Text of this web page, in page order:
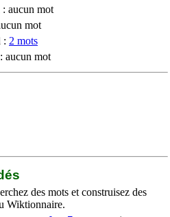
: aucun mot
mot
: 2 mots
aucun mot
des mots et construisez des
Wiktionnaire.